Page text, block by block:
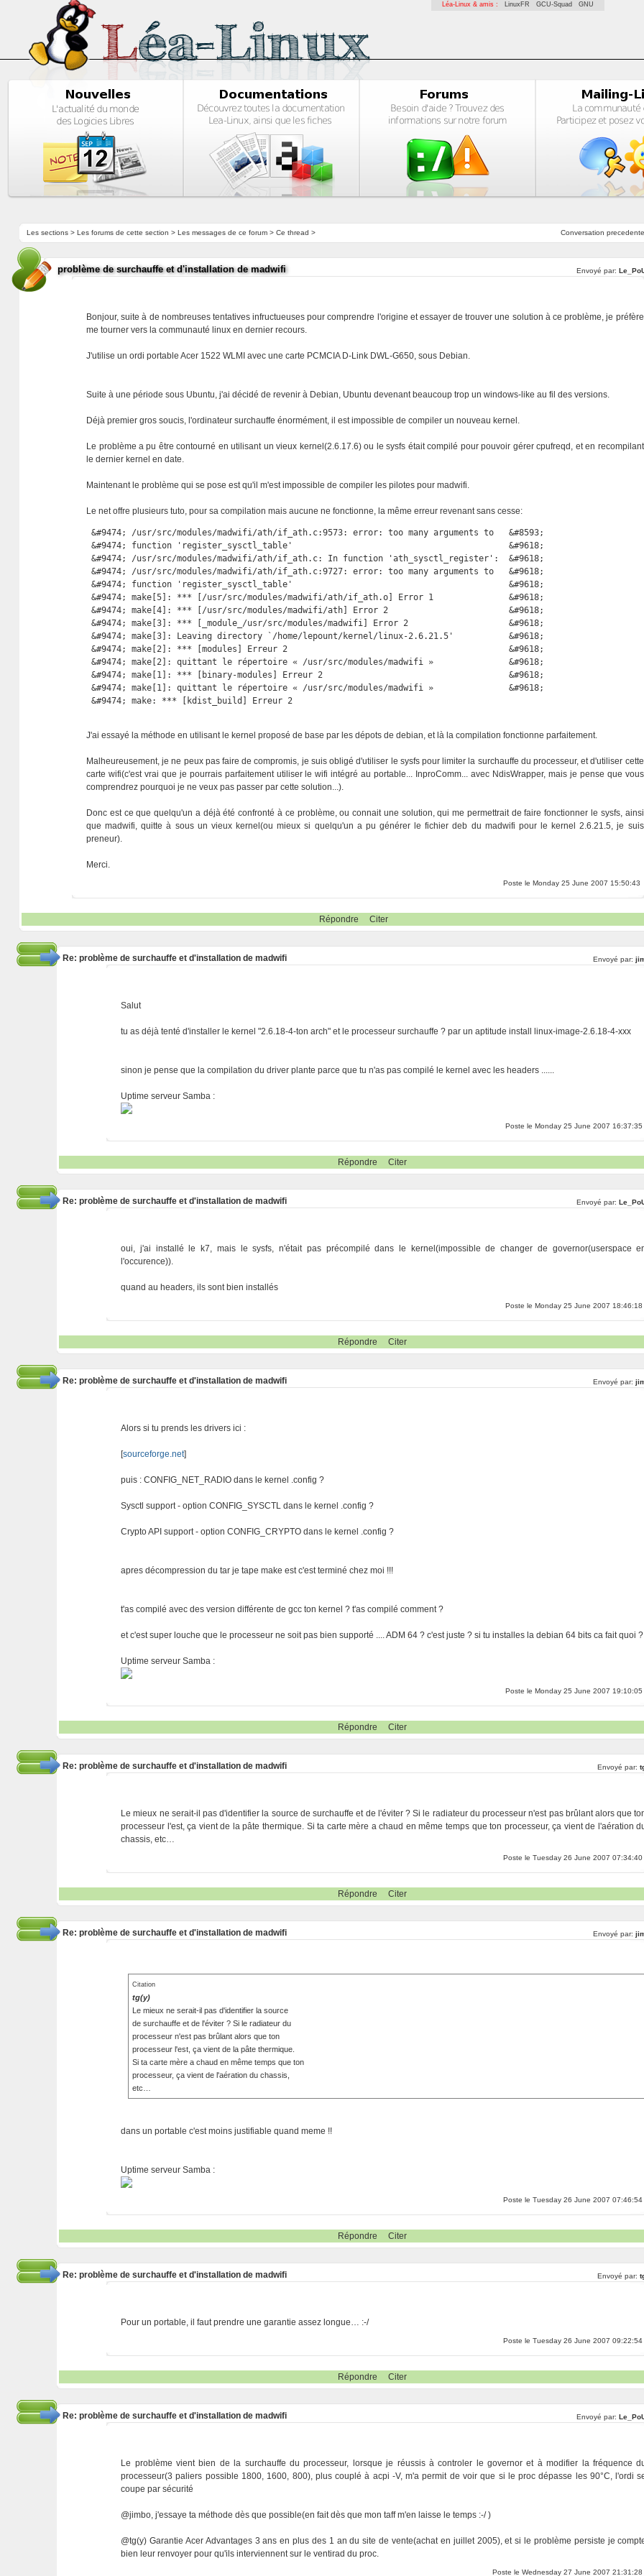
Léa-Linux & amis : LinuxFR GCU-Squad GNU
Conversation precedente
Les sections> Les forums de cette section > Les messages de ce forum> Ce thread >
problème de surchauffe et d'installation de madwifi Envoyé par:
Bonjour, suite à de nombreuses tentatives infructueuses pour comprendre l'origine et essayer de trouver une solution à ce problème, je préfère
me tourner vers la communauté linux en dernier recours.
J'utilise un ordi portable Acer 1522 WLMI avec une carte PCMCIA D-Link DWL-G650, sous Debian.
Suite à une période sous Ubuntu, j'ai décidé de revenir à Debian, Ubuntu devenant beaucoup trop un windows-like au fil des versions.
Déjà premier gros soucis, l'ordinateur surchauffe énormément, il est impossible de compiler un nouveau kernel.
Le problème a pu être contourné en utilisant un vieux kernel(2.6.17.6) ou le sysfs était compilé pour pouvoir gérer cpufreqd, et en recompilant
le dernier kernel en date.
Maintenant le problème qui se pose est qu'il m'est impossible de compiler les pilotes pour madwifi.
Le net offre plusieurs tuto, pour sa compilation mais aucune ne fonctionne, la même erreur revenant sans cesse:
&#9474; /usr/src/modules/madwifi/ath/if_ath.c:9573: error: too many arguments to   &#8593;
&#9474; function 'register_sysctl_table'                                           &#9618;
&#9474; /usr/src/modules/madwifi/ath/if_ath.c: In function 'ath_sysctl_register':  &#9618;
&#9474; /usr/src/modules/madwifi/ath/if_ath.c:9727: error: too many arguments to   &#9618;
&#9474; function 'register_sysctl_table'                                           &#9618;
&#9474; make[5]: *** [/usr/src/modules/madwifi/ath/if_ath.o] Error 1               &#9618;
&#9474; make[4]: *** [/usr/src/modules/madwifi/ath] Error 2                        &#9618;
&#9474; make[3]: *** [_module_/usr/src/modules/madwifi] Error 2                    &#9618;
&#9474; make[3]: Leaving directory `/home/lepount/kernel/linux-2.6.21.5'           &#9618;
&#9474; make[2]: *** [modules] Erreur 2                                            &#9618;
&#9474; make[2]: quittant le répertoire « /usr/src/modules/madwifi »               &#9618;
&#9474; make[1]: *** [binary-modules] Erreur 2                                     &#9618;
&#9474; make[1]: quittant le répertoire « /usr/src/modules/madwifi »               &#9618;
&#9474; make: *** [kdist_build] Erreur 2
J'ai essayé la méthode en utilisant le kernel proposé de base par les dépots de debian, et là la compilation fonctionne parfaitement.
Malheureusement, je ne peux pas faire de compromis, je suis obligé d'utiliser le sysfs pour limiter la surchauffe du processeur, et d'utiliser cette
carte wifi(c'est vrai que je pourrais parfaitement utiliser le wifi intégré au portable... InproComm... avec NdisWrapper, mais je pense que vous
comprendrez pourquoi je ne veux pas passer par cette solution...).
Donc est ce que quelqu'un a déjà été confronté à ce problème, ou connait une solution, qui me permettrait de faire fonctionner le sysfs, ainsi
que madwifi, quitte à sous un vieux kernel(ou mieux si quelqu'un a pu générer le fichier deb du madwifi pour le kernel 2.6.21.5, je suis
preneur).
Merci.
Poste le Monday 25 June 2007 15:50:43
Répondre Citer
Re: problème de surchauffe et d'installation de madwifi Envoyé par:
Salut
tu as déjà tenté d'installer le kernel "2.6.18-4-ton arch" et le processeur surchauffe ? par un aptitude install linux-image-2.6.18-4-xxx
sinon je pense que la compilation du driver plante parce que tu n'as pas compilé le kernel avec les headers ......
Uptime serveur Samba :
Poste le Monday 25 June 2007 16:37:35
Répondre Citer
Re: problème de surchauffe et d'installation de madwifi Envoyé par:
oui, j'ai installé le k7, mais le sysfs, n'était pas précompilé dans le kernel(impossible de changer de governor(userspace
l'occurence)).
quand au headers, ils sont bien installés
Poste le Monday 25 June 2007 18:46:18
Répondre Citer
Re: problème de surchauffe et d'installation de madwifi Envoyé par:
Alors si tu prends les drivers ici :
[sourceforge.net]
puis : CONFIG_NET_RADIO dans le kernel .config ?
Sysctl support - option CONFIG_SYSCTL dans le kernel .config ?
Crypto API support - option CONFIG_CRYPTO dans le kernel .config ?
apres décompression du tar je tape make est c'est terminé chez moi !!!
t'as compilé avec des version différente de gcc ton kernel ? t'as compilé comment ?
et c'est super louche que le processeur ne soit pas bien supporté .... ADM 64 ? c'est juste ? si tu installes la debian 64 bits ca fait quoi ?
Uptime serveur Samba :
Poste le Monday 25 June 2007 19:10:05
Répondre Citer
Re: problème de surchauffe et d'installation de madwifi Envoyé par:
Le mieux ne serait-il pas d'identifier la source de surchauffe et de l'éviter ? Si le radiateur du processeur n'est pas brûlant alors que
processeur l'est, ça vient de la pâte thermique. Si ta carte mère a chaud en même temps que ton processeur, ça vient de l'aération
chassis, etc…
Poste le Tuesday 26 June 2007 07:34:40
Répondre Citer
Re: problème de surchauffe et d'installation de madwifi Envoyé par:
Citation
tg(y)
Le mieux ne serait-il pas d'identifier la source
de surchauffe et de l'éviter ? Si le radiateur du
processeur n'est pas brûlant alors que ton
processeur l'est, ça vient de la pâte thermique.
Si ta carte mère a chaud en même temps que ton
processeur, ça vient de l'aération du chassis,
etc…
dans un portable c'est moins justifiable quand meme !!
Uptime serveur Samba :
Poste le Tuesday 26 June 2007 07:46:54
Répondre Citer
Re: problème de surchauffe et d'installation de madwifi Envoyé par:
Pour un portable, il faut prendre une garantie assez longue… :-/
Poste le Tuesday 26 June 2007 09:22:54
Répondre Citer
Re: problème de surchauffe et d'installation de madwifi Envoyé par:
Le problème vient bien de la surchauffe du processeur, lorsque je réussis à controler le governor et à modifier la fréquence
processeur(3 paliers possible 1800, 1600, 800), plus couplé à acpi -V, m'a permit de voir que si le proc dépasse les 90°C, l'ordi
coupe par sécurité
@jimbo, j'essaye ta méthode dès que possible(en fait dès que mon taff m'en laisse le temps :-/ )
@tg(y) Garantie Acer Advantages 3 ans en plus des 1 an du site de vente(achat en juillet 2005), et si le problème persiste je
bien leur renvoyer pour qu'ils interviennent sur le ventirad du proc.
Poste le Wednesday 27 June 2007 21:31:28